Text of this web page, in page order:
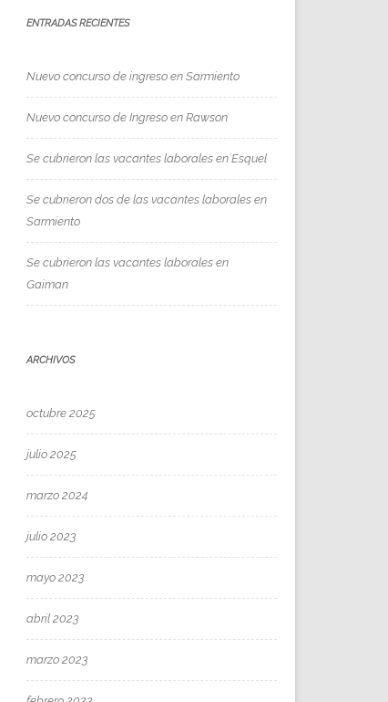
ENTRADAS RECIENTES
Nuevo concurso de ingreso en Sarmiento
Nuevo concurso de Ingreso en Rawson
Se cubrieron las vacantes laborales en Esquel
Se cubrieron dos de las vacantes laborales en
Sarmiento
Se cubrieron las vacantes laborales en
Gaiman
ARCHIVOS
octubre 2025
julio 2025
marzo 2024
julio 2023
mayo 2023
abril 2023
marzo 2023